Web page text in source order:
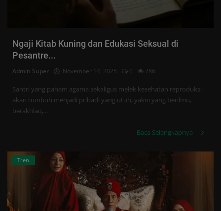
Tren
Masuk
Daftar
Ngaji Kitab Kuning dan Edukasi Seksual di
Pesantre...
Admin Super November 14, 2025 0 786
Santri yang paham agama sekaligus melek kesehatan reproduksi
akan tumbuh menjadi pribadi yang utuh, yakni yang berilmu,
berakhlaq,...
Baca Selengkapnya
Tren